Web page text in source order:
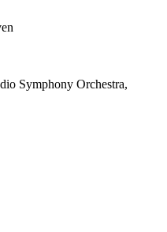
Symphony Orchestra,